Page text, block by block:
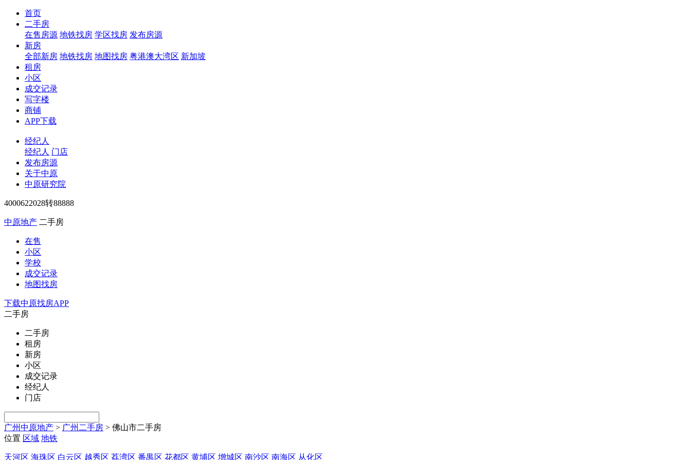
首页
二手房
在售房源 地铁找房 学区找房 发布房源
新房
全部新房 地铁找房 地图找房 粤港澳大湾区 新加坡
租房
小区
成交记录
写字楼
商铺
APP下载
经纪人
经纪人 门店
发布房源
关于中原
中原研究院
4000622028转88888
中原地产 二手房
在售
小区
学校
成交记录
地图找房
下载中原找房APP
二手房
二手房
租房
新房
小区
成交记录
经纪人
门店
广州中原地产 > 广州二手房 > 佛山市二手房
位置 区域 地铁
天河区 海珠区 白云区 越秀区 荔湾区 番禺区 花都区 黄埔区 增城区 南沙区 南海区 从化区